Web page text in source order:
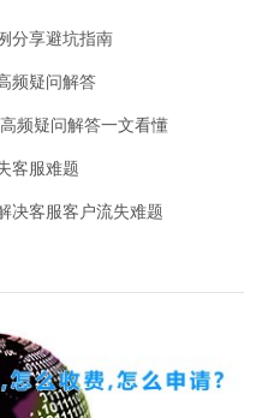
分享避坑指南
频疑问解答
频疑问解答一文看懂
客服难题
决客服客户流失难题